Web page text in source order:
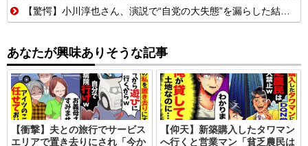
【驚愕】小川淳也さん、演説で“自党の大失態”を漏らした結果→党からブチギレられるwwwww
あなたが興味ありそうな記事
【衝撃】夫との旅行でサービス
エリアで置き去りにされ「今か
【仰天】新築購入したタワマン
へ行くと営業マン「貧乏農民は